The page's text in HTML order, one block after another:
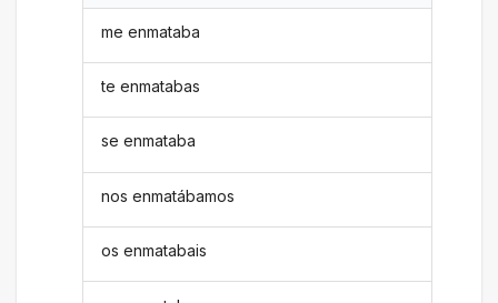
me enmataba
te enmatabas
se enmataba
nos enmatábamos
os enmatabais